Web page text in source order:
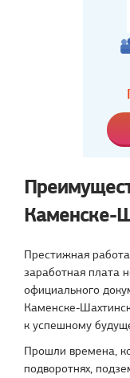
Каменске-
Престижная
заработная плата
официального
Каменске-
к успешному
Прошли времена,
подворотнях,